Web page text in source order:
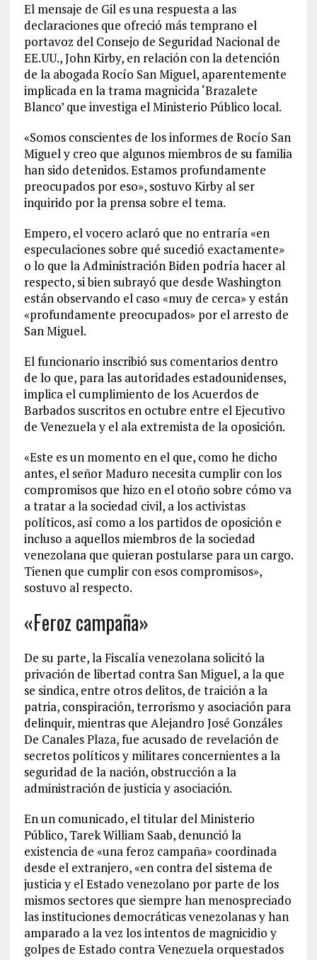
El mensaje de Gil es una respuesta a las
declaraciones que ofreció más temprano el
portavoz del Consejo de Seguridad Nacional de
EE.UU., John Kirby, en relación con la detención
de la abogada Rocío San Miguel, aparentemente
implicada en la trama magnicida ‘Brazalete
Blanco’ que investiga el Ministerio Público local.
«Somos conscientes de los informes de Rocío San
Miguel y creo que algunos miembros de su familia
han sido detenidos. Estamos profundamente
preocupados por eso», sostuvo Kirby al ser
inquirido por la prensa sobre el tema.
Empero, el vocero aclaró que no entraría «en
especulaciones sobre qué sucedió exactamente»
o lo que la Administración Biden podría hacer al
respecto, si bien subrayó que desde Washington
están observando el caso «muy de cerca» y están
«profundamente preocupados» por el arresto de
San Miguel.
El funcionario inscribió sus comentarios dentro
de lo que, para las autoridades estadounidenses,
implica el cumplimiento de los Acuerdos de
Barbados suscritos en octubre entre el Ejecutivo
de Venezuela y el ala extremista de la oposición.
«Este es un momento en el que, como he dicho
antes, el señor Maduro necesita cumplir con los
compromisos que hizo en el otoño sobre cómo va
a tratar a la sociedad civil, a los activistas
políticos, así como a los partidos de oposición e
incluso a aquellos miembros de la sociedad
venezolana que quieran postularse para un cargo.
Tienen que cumplir con esos compromisos»,
sostuvo al respecto.
«Feroz campaña»
De su parte, la Fiscalía venezolana solicitó la
privación de libertad contra San Miguel, a la que
se sindica, entre otros delitos, de traición a la
patria, conspiración, terrorismo y asociación para
delinquir, mientras que Alejandro José Gonzáles
De Canales Plaza, fue acusado de revelación de
secretos políticos y militares concernientes a la
seguridad de la nación, obstrucción a la
administración de justicia y asociación.
En un comunicado, el titular del Ministerio
Público, Tarek William Saab, denunció la
existencia de «una feroz campaña» coordinada
desde el extranjero, «en contra del sistema de
justicia y el Estado venezolano por parte de los
mismos sectores que siempre han menospreciado
las instituciones democráticas venezolanas y han
amparado a la vez los intentos de magnicidio y
golpes de Estado contra Venezuela orquestados